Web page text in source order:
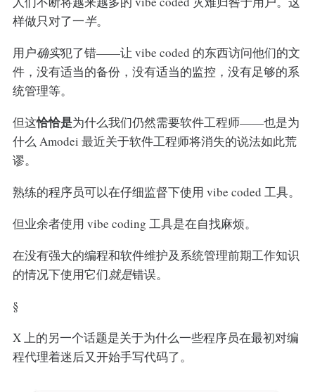
样做只对了一半。
用户确实犯了错——让 vibe coded 的东西访问他们的文
件，没有适当的备份，没有适当的监控，没有足够的系
统管理等。
但这恰恰是为什么我们仍然需要软件工程师——也是为
什么 Amodei 最近关于软件工程师将消失的说法如此荒
谬。
熟练的程序员可以在仔细监督下使用 vibe coded 工具。
但业余者使用 vibe coding 工具是在自找麻烦。
在没有强大的编程和软件维护及系统管理前期工作知识
的情况下使用它们就是错误。
§
X 上的另一个话题是关于为什么一些程序员在最初对编
程代理着迷后又开始手写代码了。